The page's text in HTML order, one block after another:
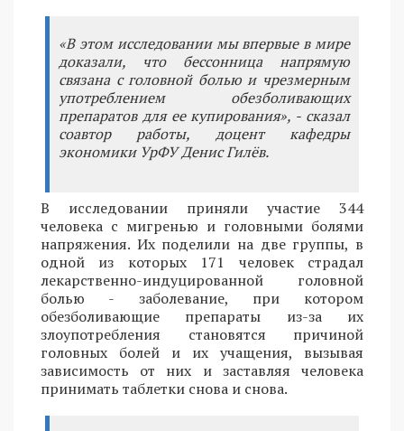
«В этом исследовании мы впервые в мире
доказали, что бессонница напрямую
связана с головной болью и чрезмерным
употреблением обезболивающих
препаратов для ее купирования», - сказал
соавтор работы, доцент кафедры
экономики УрФУ Денис Гилёв.
В исследовании приняли участие 344
человека с мигренью и головными болями
напряжения. Их поделили на две группы, в
одной из которых 171 человек страдал
лекарственно-индуцированной головной
болью - заболевание, при котором
обезболивающие препараты из-за их
злоупотребления становятся причиной
головных болей и их учащения, вызывая
зависимость от них и заставляя человека
принимать таблетки снова и снова.